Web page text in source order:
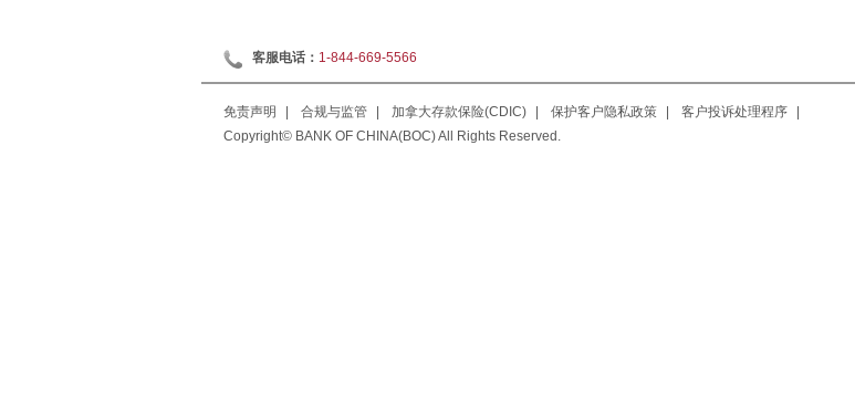
客服电话： 1-844-669-5566
免责声明 合规与监管 加拿大存款保险(CDIC) 保护客户隐私政策 客户投诉处理程序
Copyright© BANK OF CHINA(BOC) All Rights Reserved.